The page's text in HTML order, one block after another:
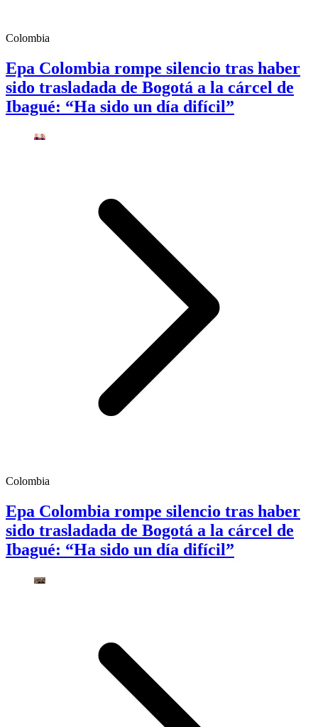
Colombia
Epa Colombia rompe silencio tras haber
sido trasladada de Bogotá a la cárcel de
Ibagué: “Ha sido un día difícil”
Colombia
Epa Colombia rompe silencio tras haber
sido trasladada de Bogotá a la cárcel de
Ibagué: “Ha sido un día difícil”